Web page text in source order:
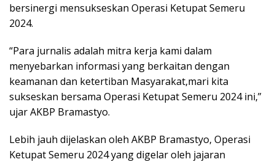
bersinergi mensukseskan Operasi Ketupat Semeru
2024.
“Para jurnalis adalah mitra kerja kami dalam
menyebarkan informasi yang berkaitan dengan
keamanan dan ketertiban Masyarakat,mari kita
sukseskan bersama Operasi Ketupat Semeru 2024 ini,”
ujar AKBP Bramastyo.
Lebih jauh dijelaskan oleh AKBP Bramastyo, Operasi
Ketupat Semeru 2024 yang digelar oleh jajaran